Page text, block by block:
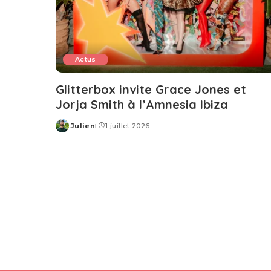
Actus
Glitterbox invite Grace Jones et
Jorja Smith à l’Amnesia Ibiza
Posted
Julien 1 juillet 2026